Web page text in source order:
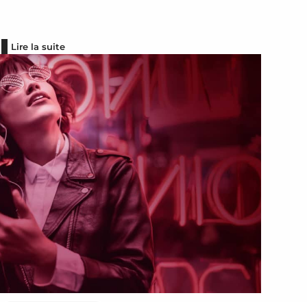
Lire la suite